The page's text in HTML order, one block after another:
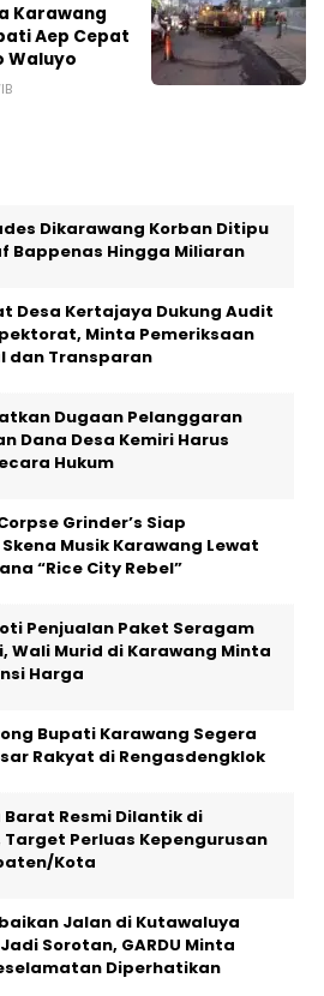
Karawang
Aep Cepat
Waluyo
Dikarawang Korban Ditipu
Bappenas Hingga Miliaran
Desa Kertajaya Dukung Audit
Minta Pemeriksaan
dan Transparan
Dugaan Pelanggaran
Dana Desa Kemiri Harus
Hukum
Grinder’s Siap
Musik Karawang Lewat
“Rice City Rebel”
Penjualan Paket Seragam
Wali Murid di Karawang Minta
Harga
Bupati Karawang Segera
Rakyat di Rengasdengklok
Barat Resmi Dilantik di
Target Perluas Kepengurusan
Kota
Jalan di Kutawaluya
Sorotan, GARDU Minta
Diperhatikan